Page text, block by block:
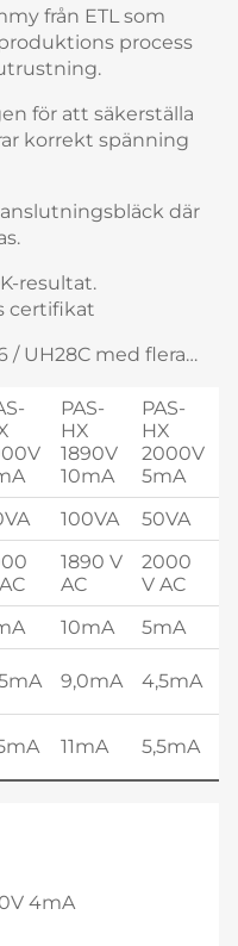
från ETL som
process
för att säkerställa
korrekt spänning
där
resultat.
certifikat
/ UH28C med flera…
PAS-
HX
1890V
10mA
PAS-
HX
2000V
5mA
100VA 50VA
1890 V
AC
2000
V AC
10mA 5mA
9,0mA 4,5mA
11mA 5,5mA
4mA